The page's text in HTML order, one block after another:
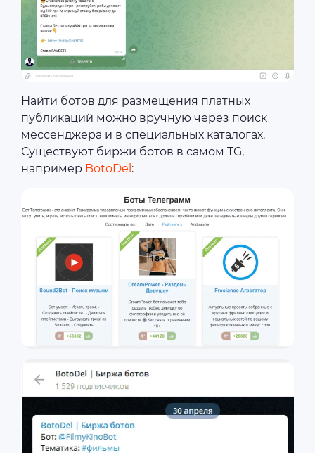
Найти ботов для размещения платных
публикаций можно вручную через поиск
мессенджера и в специальных каталогах.
Существуют биржи ботов в самом TG,
например BotoDel :